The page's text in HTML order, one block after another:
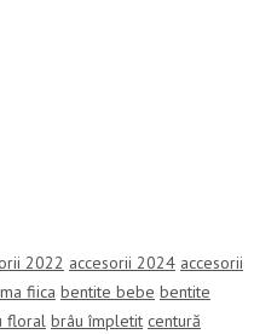
2022 accesorii 2024 accesorii
fiica bentite bebe bentite
floral brâu împletit centură